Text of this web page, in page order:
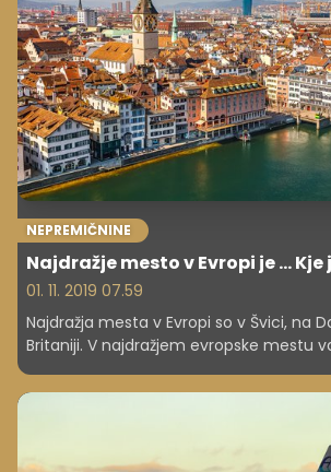
NEPREMIČNINE
Najdražje mesto v Evropi je ...
01. 11. 2019 07.59
Najdražja mesta v Evropi so v Švici, na
Britaniji. V najdražjem evropske mestu
ljubljanske cene primerjajo z najvišjimi